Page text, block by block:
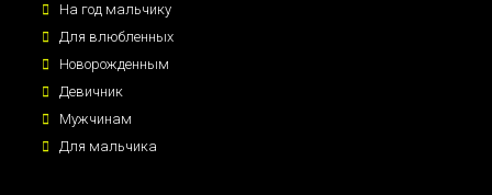
На год мальчику
Для влюбленных
Новорожденным
Девичник
Мужчинам
Для мальчика